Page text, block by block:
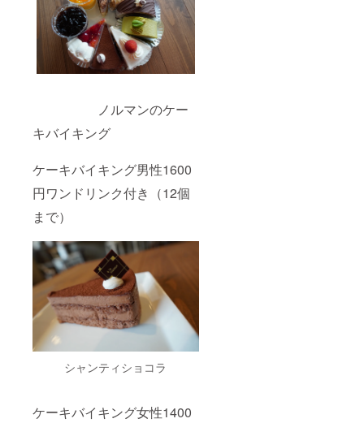
ノルマンのケー
キバイキング
ケーキバイキング男性1600
円ワンドリンク付き（12個
まで）
シャンティショコラ
ケーキバイキング女性1400